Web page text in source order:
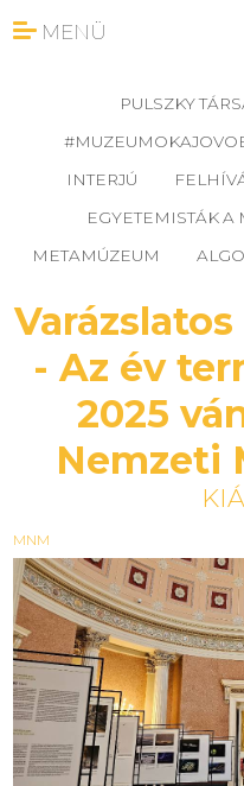
MENÜ
PULSZKY
INTERJÚ
EGYETEMISTÁK A
METAMÚZEUM
- Az év
2025
Nemzeti
MNM